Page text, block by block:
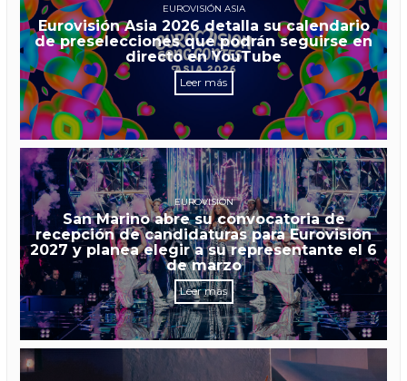
EUROVISIÓN ASIA
Eurovisión Asia 2026 detalla su calendario
de preselecciones que podrán seguirse en
directo en YouTube
Leer más
EUROVISIÓN
San Marino abre su convocatoria de
recepción de candidaturas para Eurovisión
2027 y planea elegir a su representante el 6
de marzo
Leer más